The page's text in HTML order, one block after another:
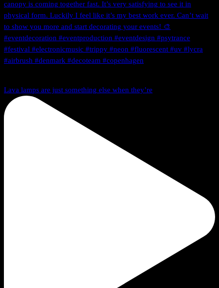
Lava lamps are just something else when they’re